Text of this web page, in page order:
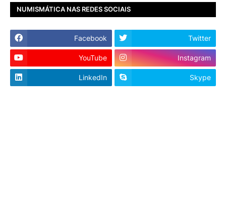
NUMISMÁTICA NAS REDES SOCIAIS
Facebook Twitter
YouTube Instagram
LinkedIn Skype